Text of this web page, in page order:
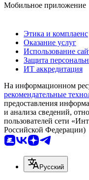
Мобильное приложение
Этика и комплаенс
Оказание услуг
Использование
Защита
ИТ аккредитация
На информационном
рекомендательные
предоставления
и анализа сведений,
пользователей сети
Российской Федерации)
Русский